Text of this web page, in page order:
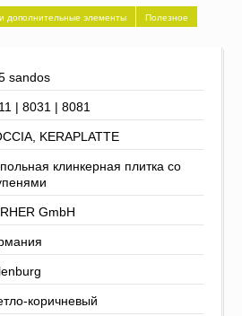
дополнительные элементы Полезное
sandos
| 8031 | 8081
KERAPLATTE
клинкерная плитка со
GmbH
коричневый